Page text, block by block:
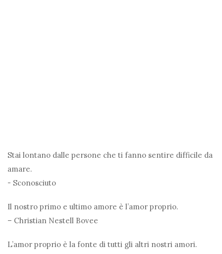
Stai lontano dalle persone che ti fanno sentire difficile da
amare.
- Sconosciuto
Il nostro primo e ultimo amore è l’amor proprio.
– Christian Nestell Bovee
L’amor proprio è la fonte di tutti gli altri nostri amori.